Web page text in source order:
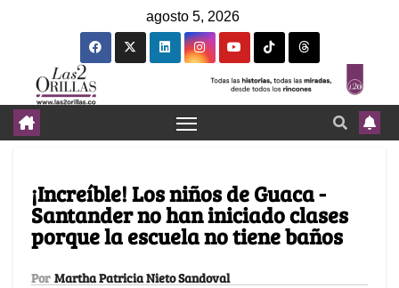
agosto 5, 2026
¡Increíble! Los niños de Guaca -
Santander no han iniciado clases
porque la escuela no tiene baños
Por Martha Patricia Nieto Sandoval